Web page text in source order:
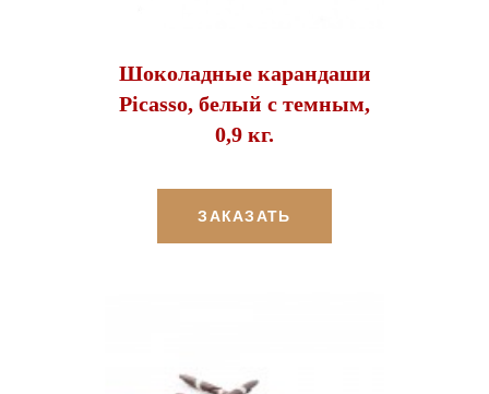
Шоколадные карандаши
Picasso, белый с темным,
0,9 кг.
ЗАКАЗАТЬ